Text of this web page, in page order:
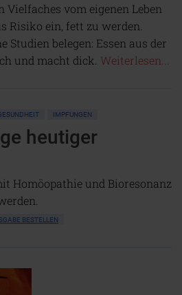
Vielfaches vom eigenen Leben
Risiko ein, fett zu werden.
Studien belegen: Essen aus der
und macht dick. Weiterlesen...
IMPFUNGEN
heutiger
Homöopathie und Bioresonanz
BESTELLEN